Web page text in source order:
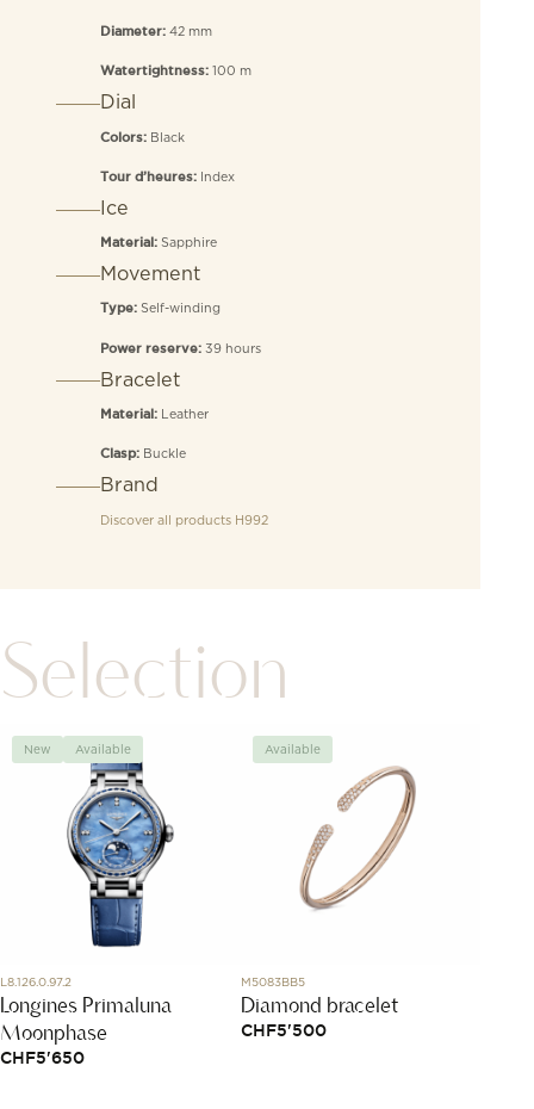
Diameter: 42 mm
Watertightness: 100 m
Dial
Colors: Black
Tour d’heures: Index
Ice
Material: Sapphire
Movement
Type: Self-winding
Power reserve: 39 hours
Bracelet
Material: Leather
Clasp: Buckle
Brand
Discover all products H992
Selection
New Available
L8.126.0.97.2
Longines Primaluna
Moonphase
CHF5'650
Available
M5083BB5
Diamond bracelet
CHF5'500